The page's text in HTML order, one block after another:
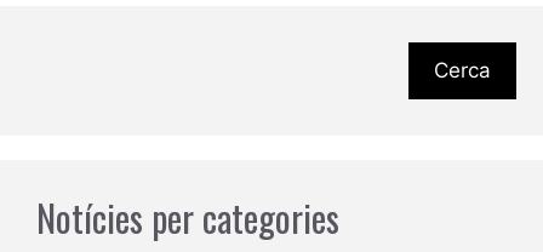
Cerca
Notícies per categories